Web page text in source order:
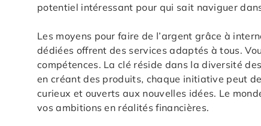
potentiel intéressant pour qui sait naviguer
Les moyens pour faire de l’argent grâce à
dédiées offrent des services adaptés à tous.
compétences. La clé réside dans la diversité
en créant des produits, chaque initiative peut
curieux et ouverts aux nouvelles idées. Le
vos ambitions en réalités financières.